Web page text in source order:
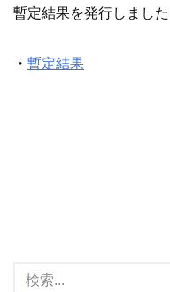
プ
暫定結果を発行しました
・ 暫定結果